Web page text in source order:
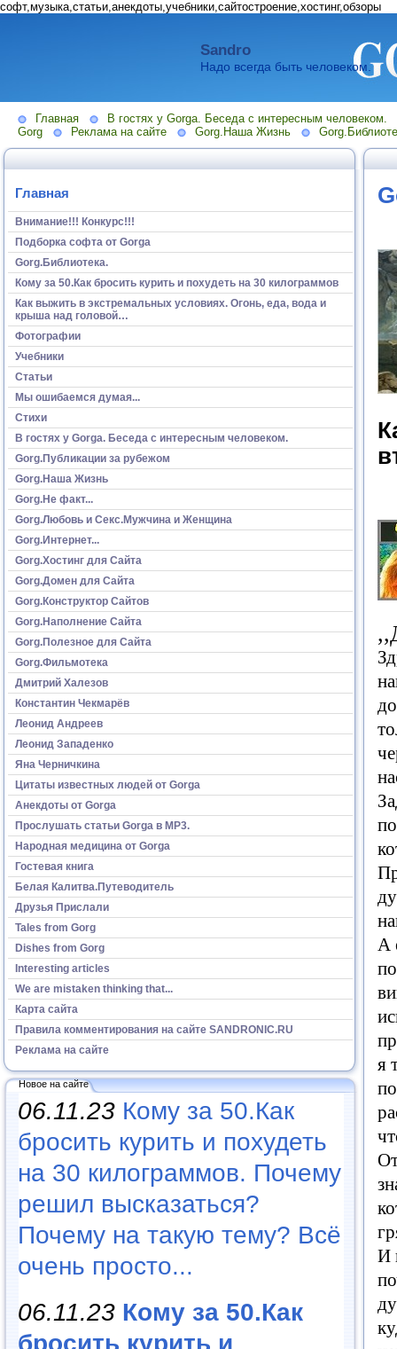
софт,музыка,статьи,анекдоты,учебники,сайтостроение,хостинг,обзоры
Sandro
Надо всегда быть человеком.
Главная
В гостях у Gorga. Беседа с интересным человеком.
Gorg
Реклама на сайте Gorg.Наша Жизнь
Главная
Внимание!!! Конкурс!!!
Подборка софта от Gorga
Gorg.Библиотека.
Кому за 50.Как бросить курить и похудеть на 30 килограммов
Как выжить в экстремальных условиях. Огонь, еда, вода и
крыша над головой…
Фотографии
Учебники
Статьи
Мы ошибаемся думая...
Стихи
В гостях у Gorga. Беседа с интересным человеком.
Gorg.Публикации за рубежом
Gorg.Наша Жизнь
Gorg.Не факт...
Gorg.Любовь и Секс.Мужчина и Женщина
Gorg.Интернет...
Gorg.Хостинг для Сайта
Gorg.Домен для Сайта
Gorg.Конструктор Сайтов
Gorg.Наполнение Сайта
Gorg.Полезное для Сайта
Gorg.Фильмотека
Дмитрий Халезов
Константин Чекмарёв
Леонид Андреев
Леонид Западенко
Яна Черничкина
Цитаты известных людей от Gorga
Анекдоты от Gorga
Прослушать статьи Gorga в МР3.
Народная медицина от Gorga
Гостевая книга
Белая Калитва.Путеводитель
Друзья Прислали
Tales from Gorg
Dishes from Gorg
Interesting articles
We are mistaken thinking that...
Карта сайта
Правила комментирования на сайте SANDRONIC.RU
Реклама на сайте
Новое на сайте
06.11.23 Кому за 50.Как
бросить курить и похудеть
на 30 килограммов. Почему
решил высказаться?
Почему на такую тему? Всё
очень просто...
06.11.23 Кому за 50.Как
бросить курить и
А
я
И